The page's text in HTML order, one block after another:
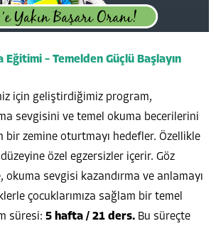
Eğitimi – Temelden Güçlü Başlayın
için geliştirdiğimiz program,
sevgisini ve temel okuma becerilerini
bir zemine oturtmayı hedefler. Özellikle
özel egzersizler içerir. Göz
okuma sevgisi kazandırma ve anlamayı
çocuklarımıza sağlam bir temel
süresi: 5 hafta / 21 ders. Bu süreçte